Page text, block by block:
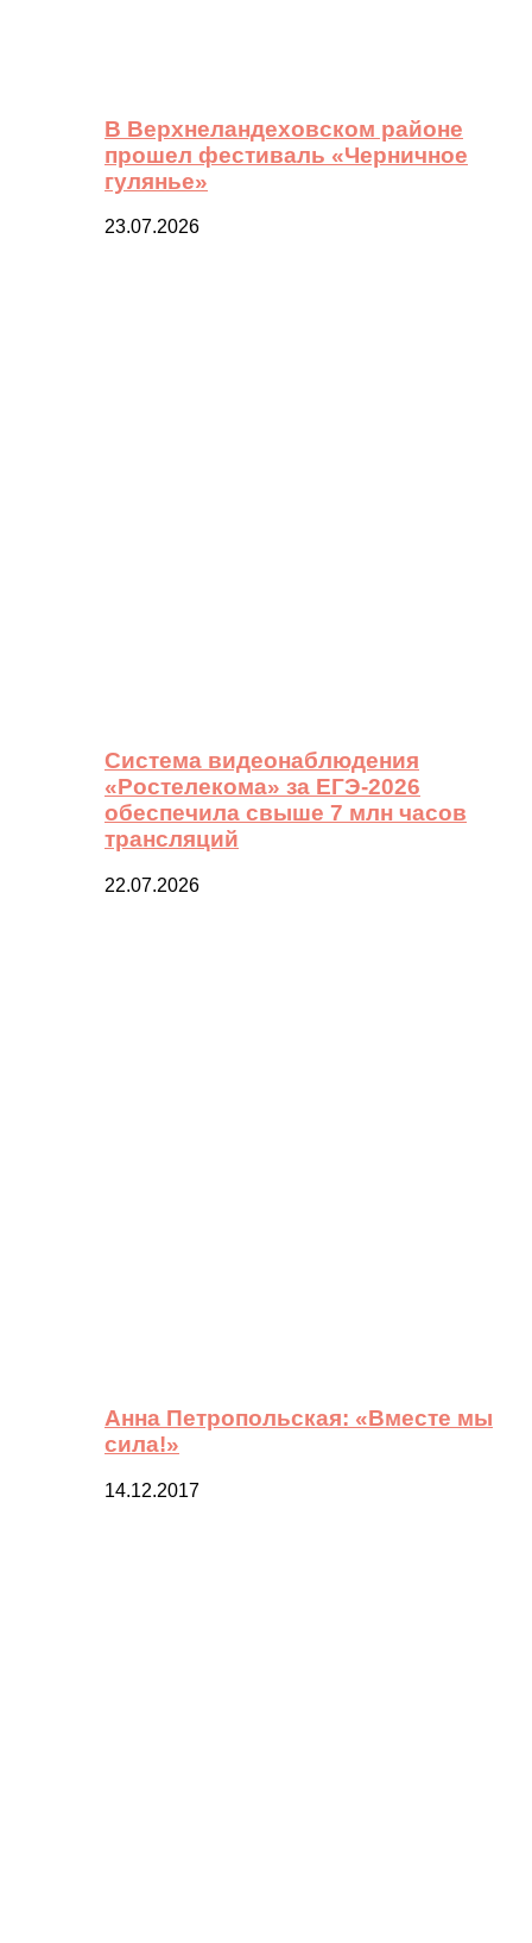
В Верхнеландеховском районе
прошел фестиваль «Черничное
гулянье»
23.07.2026
Система видеонаблюдения
«Ростелекома» за ЕГЭ-2026
обеспечила свыше 7 млн часов
трансляций
22.07.2026
Анна Петропольская: «Вместе мы
сила!»
14.12.2017